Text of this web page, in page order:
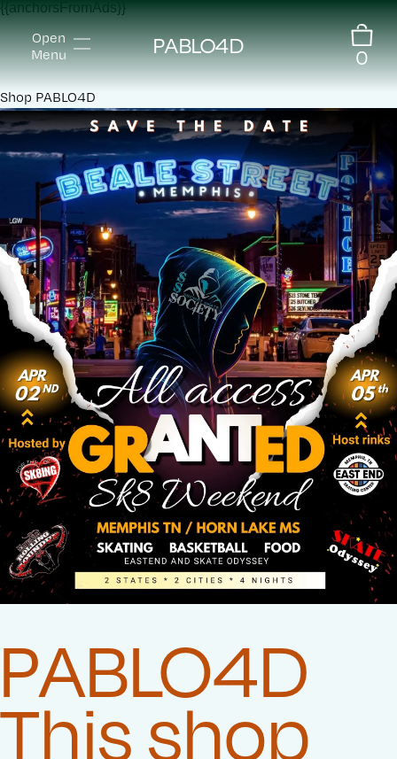
{{anchorsFromAds}}
Open
Menu
PABLO4D 0
Shop PABLO4D
PABLO4D
This shop